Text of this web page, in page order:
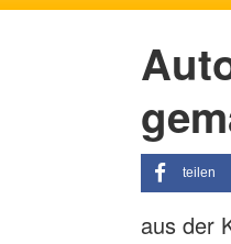
teilen
aus der